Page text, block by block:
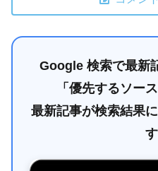
Google 検索で最新
「優先するソー
最新記事が検索結果
す